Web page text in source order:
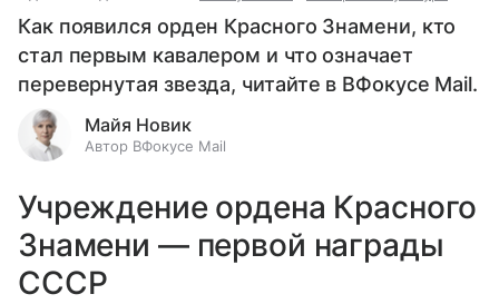
Как появился орден Красного Знамени, кто
стал первым кавалером и что означает
перевернутая звезда, читайте в ВФокусе Mail.
Майя Новик
Автор ВФокусе Mail
Учреждение ордена Красного
Знамени — первой награды
СССР